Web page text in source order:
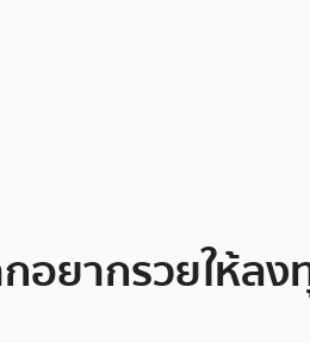
กอยากรวยให้